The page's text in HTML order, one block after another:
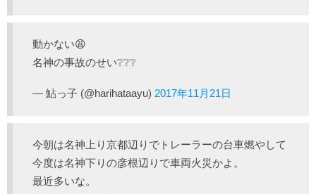
動かない😩
名神の事故のせい❔❔❔
— 鮎っ子 (@harihataayu) 2017年11月21日
今朝は名神上り京都辺りでトレーラーの台車燃やして
今度は名神下りの彦根辺りで車両火災かよ。
最近多いな。